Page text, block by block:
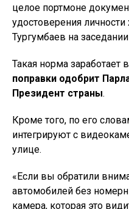
целое портмоне
удостоверения личности
Тургумбаев на
Такая норма заработает
поправки одобрит
Президент страны.
Кроме того, по его
интегрируют с
улице.
«Если вы обратили
автомобилей без
камера, которая это